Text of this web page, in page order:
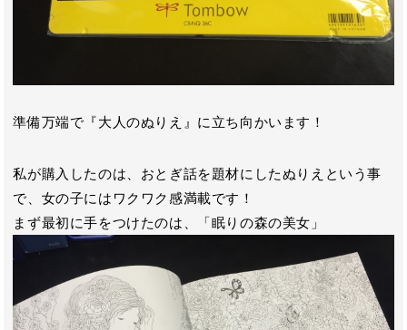
準備万端で『大人のぬりえ』に立ち向かいます！
私が購入したのは、おとぎ話を題材にしたぬりえという事
で、女の子にはワクワク感満載です！
まず最初に手をつけたのは、「眠りの森の美女」